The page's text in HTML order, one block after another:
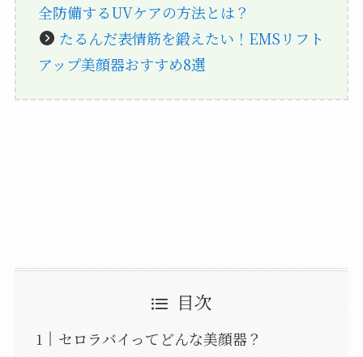
全防備するUVケアの方法とは？
たるんだ表情筋を鍛えたい！EMSリフト
アップ美顔器おすすめ8選
目次
セロラバイってどんな美顔器？